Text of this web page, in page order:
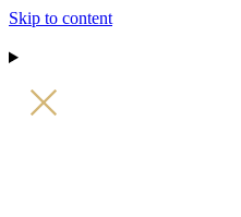
Skip to content